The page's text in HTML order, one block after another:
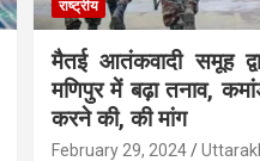
राष्ट्रीय
मैतई आतंकवादी समूह
मणिपुर में बढ़ा तनाव,
करने की, की मांग
February 29, 2024